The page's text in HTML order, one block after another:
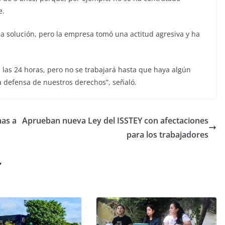
solución, pero la empresa tomó una actitud agresiva y ha
24 horas, pero no se trabajará hasta que haya algún
de nuestros derechos”, señaló.
a Aprueban nueva Ley del ISSTEY con afectaciones
para los trabajadores